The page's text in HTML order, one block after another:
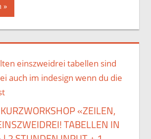
«ZEILEN,
TABELLEN IN